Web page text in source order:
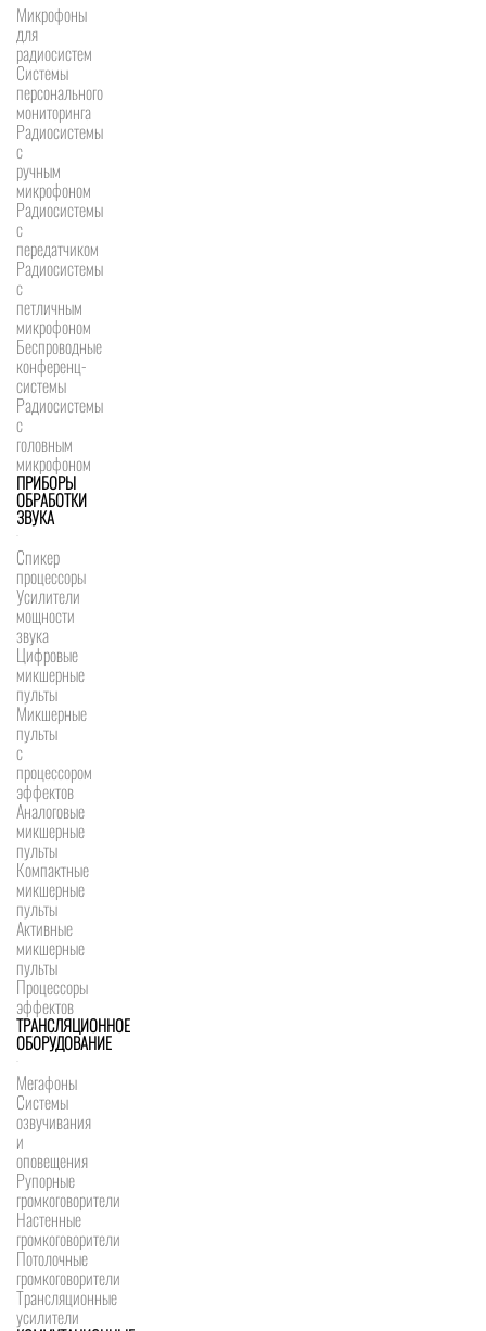
Микрофоны
для
радиосистем
Системы
персонального
мониторинга
Радиосистемы
c
ручным
микрофоном
Радиосистемы
с
передатчиком
Радиосистемы
с
петличным
микрофоном
Беспроводные
конференц-
системы
Радиосистемы
с
головным
микрофоном
ПРИБОРЫ
ОБРАБОТКИ
ЗВУКА
Спикер
процессоры
Усилители
мощности
звука
Цифровые
микшерные
пульты
Микшерные
пульты
с
процессором
эффектов
Аналоговые
микшерные
пульты
Компактные
микшерные
пульты
Активные
микшерные
пульты
Процессоры
эффектов
ТРАНСЛЯЦИОННОЕ
ОБОРУДОВАНИЕ
Мегафоны
Системы
озвучивания
и
оповещения
Рупорные
громкоговорители
Настенные
громкоговорители
Потолочные
громкоговорители
Трансляционные
усилители